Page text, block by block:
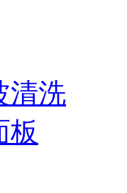
清洗
板